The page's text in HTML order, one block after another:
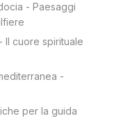
- Paesaggi
Il cuore spirituale
-
per la guida